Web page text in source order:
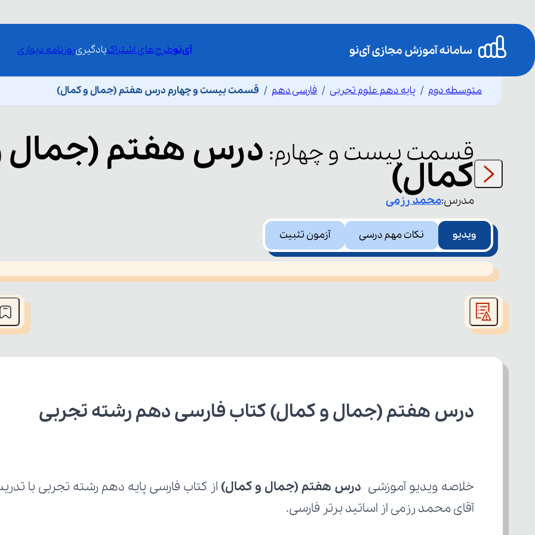
آی‌نوطرح‌های اشتراکیادگیریروزنامه دیواری
متوسطه دوم پایه دهم علوم تجربی فارسی دهم قسمت بیست و چهارم درس هفتم (جمال و کمال)
قسمت بیست و چهارم: درس هفتم (جمال
کمال)
مدرس:محمدرزمی
ویدیو نکات مهم درسی آزمون تثبیت
This
is
window.
درس هفتم (جمال و کمال) کتاب فارسی دهم رشته تجربی
خلاصه ویدیو آموزشی درس هفتم (جمال و کمال)
آقای محمد رزمی از اساتید برتر فارسی.